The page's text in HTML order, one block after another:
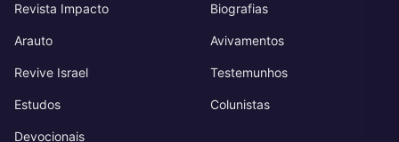
Revista Impacto
Arauto
Revive Israel
Estudos
Devocionais
Biografias
Avivamentos
Testemunhos
Colunistas